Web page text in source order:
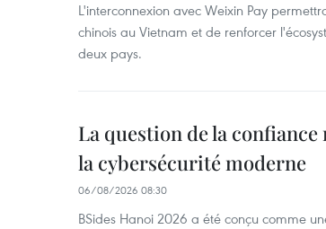
L'interconnexion avec Weixin Pay
chinois au Vietnam et de renforcer
deux pays.
La question de la
la cybersécurité moderne
06/08/2026 08:30
BSides Hanoi 2026 a été conçu comme